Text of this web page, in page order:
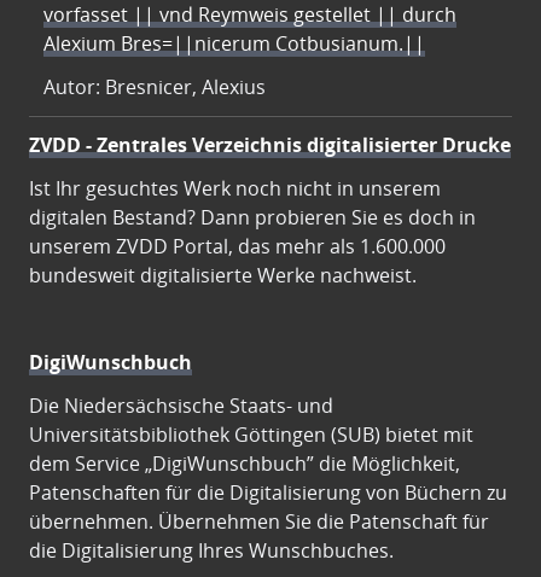
vorfasset || vnd Reymweis gestellet || durch
Alexium Bres=||nicerum Cotbusianum.||
Autor: Bresnicer, Alexius
ZVDD - Zentrales Verzeichnis digitalisierter Drucke
Ist Ihr gesuchtes Werk noch nicht in unserem
digitalen Bestand? Dann probieren Sie es doch in
unserem ZVDD Portal, das mehr als 1.600.000
bundesweit digitalisierte Werke nachweist.
DigiWunschbuch
Die Niedersächsische Staats- und
Universitätsbibliothek Göttingen (SUB) bietet mit
dem Service „DigiWunschbuch” die Möglichkeit,
Patenschaften für die Digitalisierung von Büchern zu
übernehmen. Übernehmen Sie die Patenschaft für
die Digitalisierung Ihres Wunschbuches.